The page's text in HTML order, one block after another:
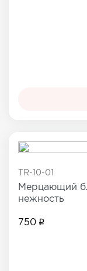
TR-10-01
Мерцающий
нежность
750